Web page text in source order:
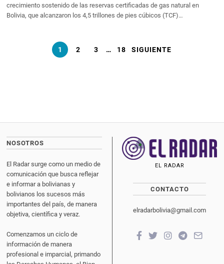
crecimiento sostenido de las reservas certificadas de gas natural en
Bolivia, que alcanzaron los 4,5 trillones de pies cúbicos (TCF)…
1 2 3 … 18 SIGUIENTE
NOSOTROS
El Radar surge como un medio de
comunicación que busca reflejar
e informar a bolivianas y
bolivianos los sucesos más
importantes del país, de manera
objetiva, científica y veraz.
Comenzamos un ciclo de
información de manera
profesional e imparcial, primando
EL RADAR
CONTACTO
elradarbolivia@gmail.com